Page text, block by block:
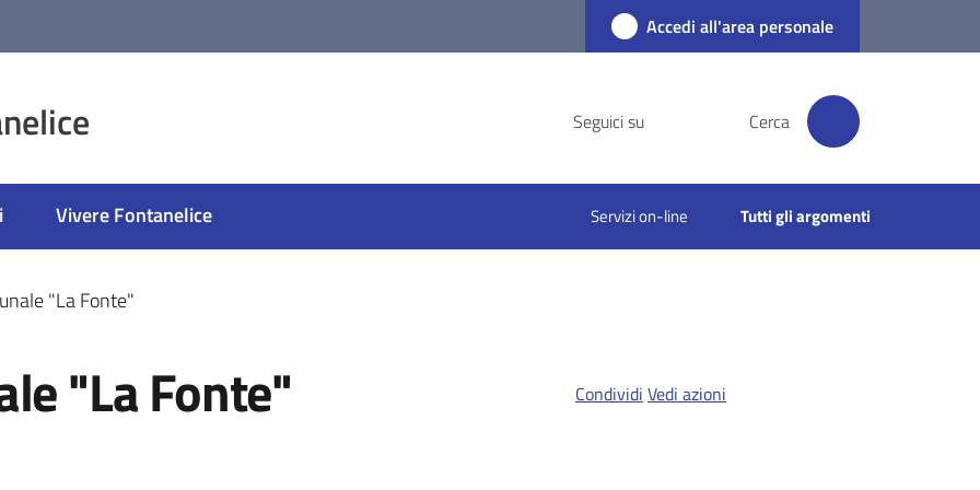
Accedi all'area personale
Seguici su Cerca
Vivere Fontanelice Servizi on-line Tutti gli argomenti
"La Fonte"
"La Fonte" Condividi Vedi azioni